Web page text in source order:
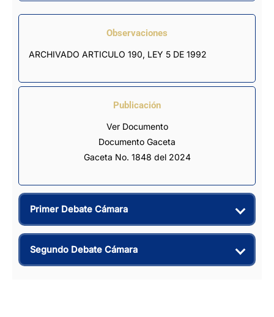
Observaciones
ARCHIVADO ARTICULO 190, LEY 5 DE 1992
Publicación
Ver Documento
Documento Gaceta
Gaceta No. 1848 del 2024
Primer Debate Cámara
Segundo Debate Cámara